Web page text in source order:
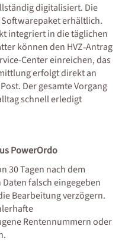
digitalisiert. Die
erhältlich.
integriert in die täglichen
können den HVZ‑Antrag
Center einreichen, das
erfolgt direkt an
Der gesamte Vorgang
schnell erledigt
PowerOrdo
30 Tagen nach dem
falsch eingegeben
Bearbeitung verzögern.
Rentennummern oder